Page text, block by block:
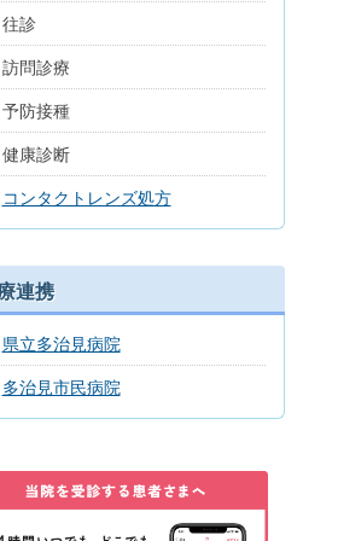
往診
訪問診療
予防接種
健康診断
コンタクトレンズ処方
連携
県立多治見病院
多治見市民病院